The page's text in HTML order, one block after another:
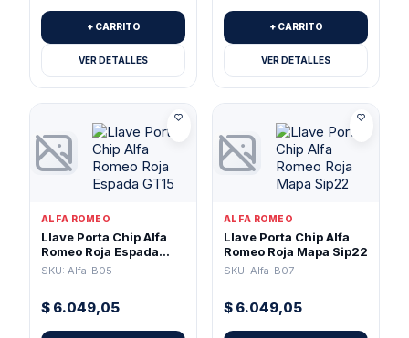
+ CARRITO
VER DETALLES
+ CARRITO
VER DETALLES
ALFA ROMEO
Llave Porta Chip Alfa
Romeo Roja Espada
GT15
SKU: Alfa-B05
$ 6.049,05
ALFA ROMEO
Llave Porta Chip Alfa
Romeo Roja Mapa Sip22
SKU: Alfa-B07
$ 6.049,05